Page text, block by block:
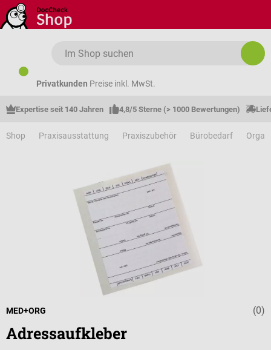
Zum Hauptinhalt springen
Privatkunden Preise inkl. MwSt.
Expertise seit 140 Jahren 4,8/5 Sterne (> 1000 Bewertungen)
Shop Praxisausstattung Praxiszubehör Bürobedarf
(0)
MED+ORG
Adressaufkleber